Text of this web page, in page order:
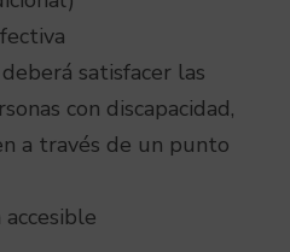
satisfacer las
con discapacidad,
a través de un punto